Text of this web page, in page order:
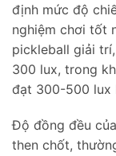
định mức độ
nghiệm chơi tốt
pickleball giải
300 lux, trong
đạt 300-500 lux
Độ đồng đều
then chốt,